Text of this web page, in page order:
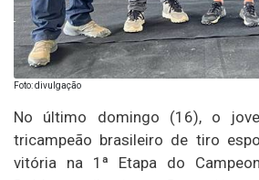
Foto: divulgação
No último domingo (16), o
tricampeão brasileiro de tiro
vitória na 1ª Etapa do